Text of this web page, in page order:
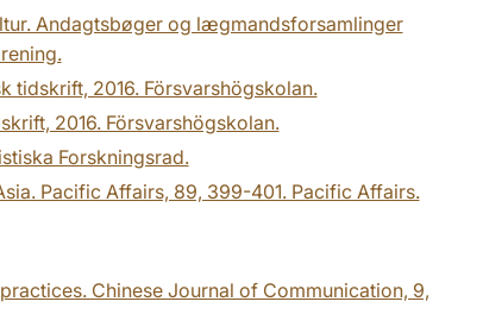
Andagtsbøger og lægmandsforsamlinger
tidskrift, 2016. Försvarshögskolan.
2016. Försvarshögskolan.
Forskningsrad.
Pacific Affairs, 89, 399-401. Pacific Affairs.
Chinese Journal of Communication, 9,